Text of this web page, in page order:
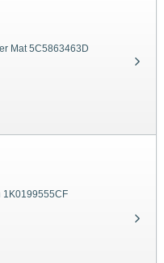
Mat 5C5863463D
1K0199555CF